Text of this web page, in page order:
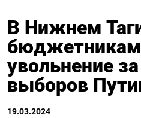
В Нижнем
увольнение
выборов
19.03.2024